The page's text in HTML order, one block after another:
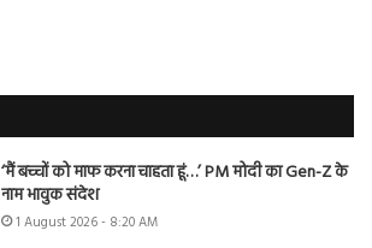
‘मैं बच्चों को माफ करना चाहता हूं…’ PM मोदी का Gen-Z के
नाम भावुक संदेश
1 August 2026 - 8:20 AM